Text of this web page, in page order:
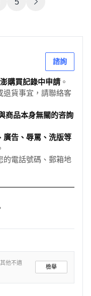
諮詢
購買記錄中申請 。
退貨事宜，請聯絡客
商品本身無關的咨詢
廣告、辱罵、洗版等
的電話號碼、郵箱地
他不適
檢舉